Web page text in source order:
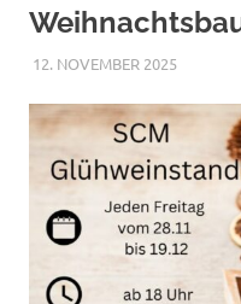
12. NOVEMBER 2025